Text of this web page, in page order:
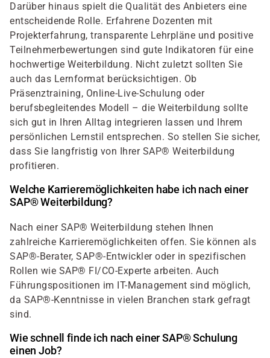
Darüber hinaus spielt die Qualität des Anbieters eine
entscheidende Rolle. Erfahrene Dozenten mit
Projekterfahrung, transparente Lehrpläne und positive
Teilnehmerbewertungen sind gute Indikatoren für eine
hochwertige Weiterbildung. Nicht zuletzt sollten Sie
auch das Lernformat berücksichtigen. Ob
Präsenztraining, Online-Live-Schulung oder
berufsbegleitendes Modell – die Weiterbildung sollte
sich gut in Ihren Alltag integrieren lassen und Ihrem
persönlichen Lernstil entsprechen. So stellen Sie sicher,
dass Sie langfristig von Ihrer SAP® Weiterbildung
profitieren.
Welche Karrieremöglichkeiten habe ich nach einer
SAP® Weiterbildung?
Nach einer SAP® Weiterbildung stehen Ihnen
zahlreiche Karrieremöglichkeiten offen. Sie können als
SAP®-Berater, SAP®-Entwickler oder in spezifischen
Rollen wie SAP® FI/CO-Experte arbeiten. Auch
Führungspositionen im IT-Management sind möglich,
da SAP®-Kenntnisse in vielen Branchen stark gefragt
sind.
Wie schnell finde ich nach einer SAP® Schulung
einen Job?